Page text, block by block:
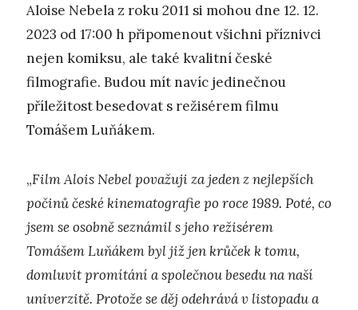
Aloise Nebela z roku 2011 si mohou dne 12. 12.
2023 od 17:00 h připomenout všichni příznivci
nejen komiksu, ale také kvalitní české
filmografie. Budou mít navíc jedinečnou
příležitost besedovat s režisérem filmu
Tomášem Luňákem.
„Film Alois Nebel považuji za jeden z nejlepších
počinů české kinematografie po roce 1989. Poté, co
jsem se osobně seznámil s jeho režisérem
Tomášem Luňákem byl již jen krůček k tomu,
domluvit promítání a společnou besedu na naší
univerzitě. Protože se děj odehrává v listopadu a